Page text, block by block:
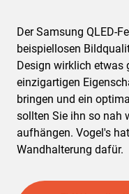
Der Samsung QLED-
beispiellosen
Design wirklich etwas
einzigartigen
bringen und ein
sollten Sie ihn so nah
aufhängen. Vogel's
Wandhalterung dafür.